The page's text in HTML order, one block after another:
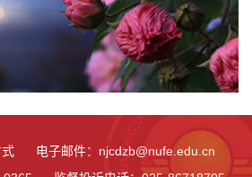
式 电子邮件：njcdzb@nufe.edu.cn